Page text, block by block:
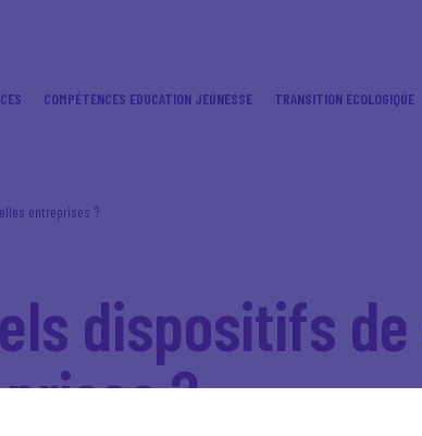
COMPÉTENCES EDUCATION JEUNESSE TRANSITION ÉCOLOGIQUE
entreprises ?
dispositifs
?